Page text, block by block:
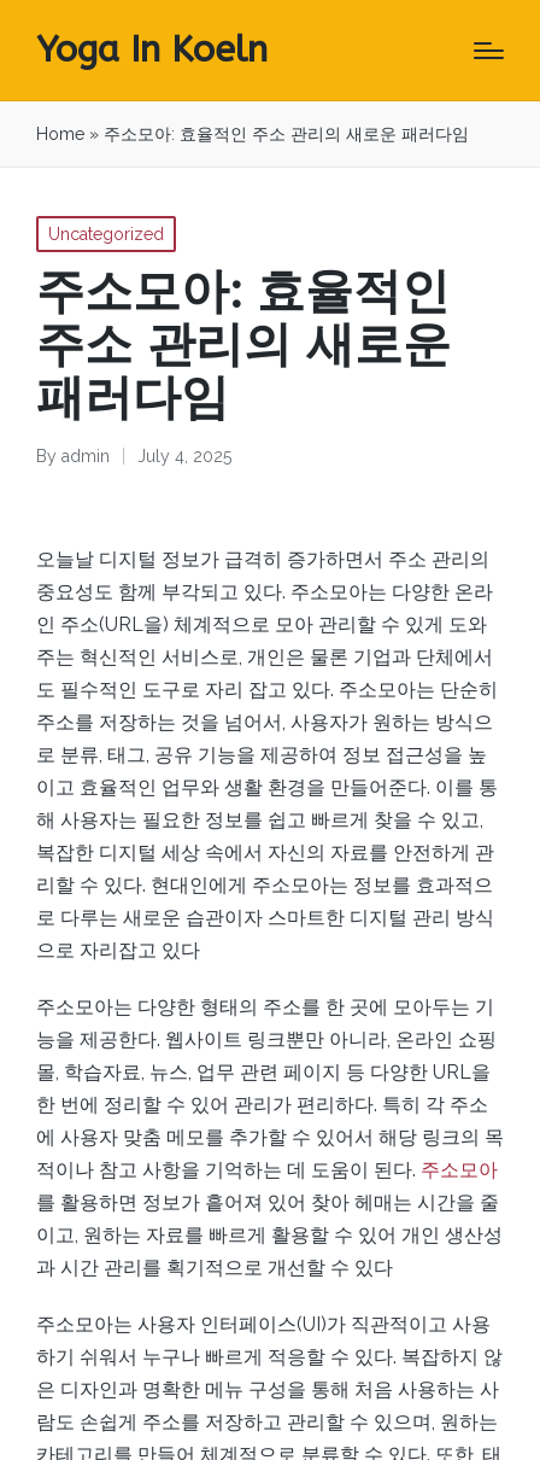
Yoga In Koeln
Home » 주소모아: 효율적인 주소 관리의 새로운 패러다임
Posted
in
Uncategorized
주소모아: 효율적인
주소 관리의 새로운
패러다임
Posted
By admin July 4, 2025
오늘날 디지털 정보가 급격히 증가하면서 주소 관리의
중요성도 함께 부각되고 있다. 주소모아는 다양한 온라
인 주소(URL을) 체계적으로 모아 관리할 수 있게 도와
주는 혁신적인 서비스로, 개인은 물론 기업과 단체에서
도 필수적인 도구로 자리 잡고 있다. 주소모아는 단순히
주소를 저장하는 것을 넘어서, 사용자가 원하는 방식으
로 분류, 태그, 공유 기능을 제공하여 정보 접근성을 높
이고 효율적인 업무와 생활 환경을 만들어준다. 이를 통
해 사용자는 필요한 정보를 쉽고 빠르게 찾을 수 있고,
복잡한 디지털 세상 속에서 자신의 자료를 안전하게 관
리할 수 있다. 현대인에게 주소모아는 정보를 효과적으
로 다루는 새로운 습관이자 스마트한 디지털 관리 방식
으로 자리잡고 있다
주소모아는 다양한 형태의 주소를 한 곳에 모아두는 기
능을 제공한다. 웹사이트 링크뿐만 아니라, 온라인 쇼핑
몰, 학습자료, 뉴스, 업무 관련 페이지 등 다양한 URL을
한 번에 정리할 수 있어 관리가 편리하다. 특히 각 주소
에 사용자 맞춤 메모를 추가할 수 있어서 해당 링크의 목
적이나 참고 사항을 기억하는 데 도움이 된다. 주소모아
를 활용하면 정보가 흩어져 있어 찾아 헤매는 시간을 줄
이고, 원하는 자료를 빠르게 활용할 수 있어 개인 생산성
과 시간 관리를 획기적으로 개선할 수 있다
주소모아는 사용자 인터페이스(UI)가 직관적이고 사용
하기 쉬워서 누구나 빠르게 적응할 수 있다. 복잡하지 않
은 디자인과 명확한 메뉴 구성을 통해 처음 사용하는 사
람도 손쉽게 주소를 저장하고 관리할 수 있으며, 원하는
카테고리를 만들어 체계적으로 분류할 수 있다. 또한, 태